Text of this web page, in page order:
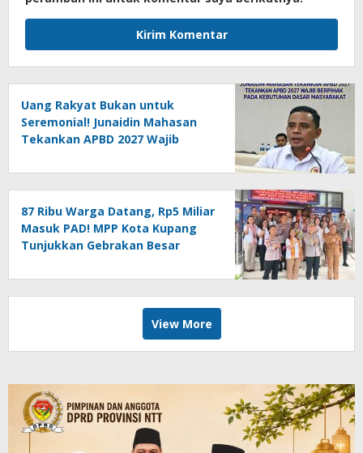
Uang Rakyat Bukan untuk
Seremonial! Junaidin Mahasan
Tekankan APBD 2027 Wajib
Masyarakat
87 Ribu Warga Datang, Rp5 Miliar
Masuk PAD! MPP Kota Kupang
Tunjukkan Gebrakan Besar
View More